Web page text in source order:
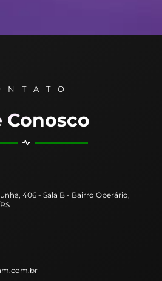
Conosco
406 - Sala B - Bairro Operário,